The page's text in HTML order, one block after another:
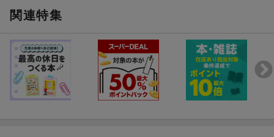
関連特集